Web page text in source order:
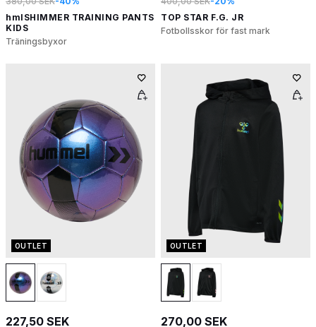
hmlSHIMMER TRAINING PANTS
KIDS
Träningsbyxor
TOP STAR F.G. JR
Fotbollsskor för fast mark
OUTLET
227,50 SEK
OUTLET
270,00 SEK